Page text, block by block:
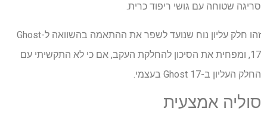
סריגה שטוחה עם גושי ריפוד כרית.
זהו חלק עליון נוח שנועד לשפר את ההתאמה בהשוואה ל-Ghost
17, ומפחית את הסיכון להחלקת העקב, אם כי לא התקשיתי עם
החלק העליון ב-Ghost 17 בעצמי.
סוליה אמצעית